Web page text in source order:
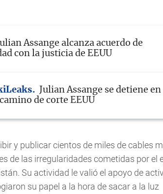
Assange alcanza acuerdo de
con la justicia de EEUU
Julian Assange se detiene en
de corte EEUU
y publicar cientos de miles de cables
de las irregularidades cometidas por el
Su actividad le valió el apoyo de
su papel a la hora de sacar a la luz